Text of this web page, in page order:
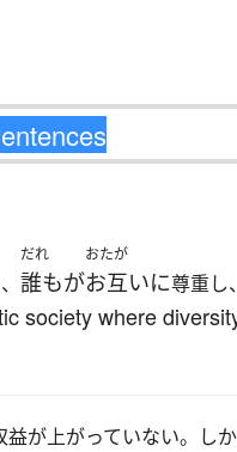
だれ
誰もが
おたが
お互いに尊重し、
society where
が上がっていない。し